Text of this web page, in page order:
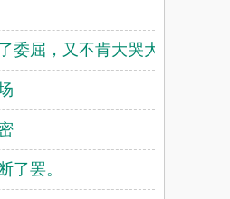
委屈，又不肯大哭大闹的孩子
了罢。